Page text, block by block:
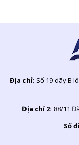
Địa chỉ: Số 19 dãy B
Địa chỉ 2: 88/11
Số